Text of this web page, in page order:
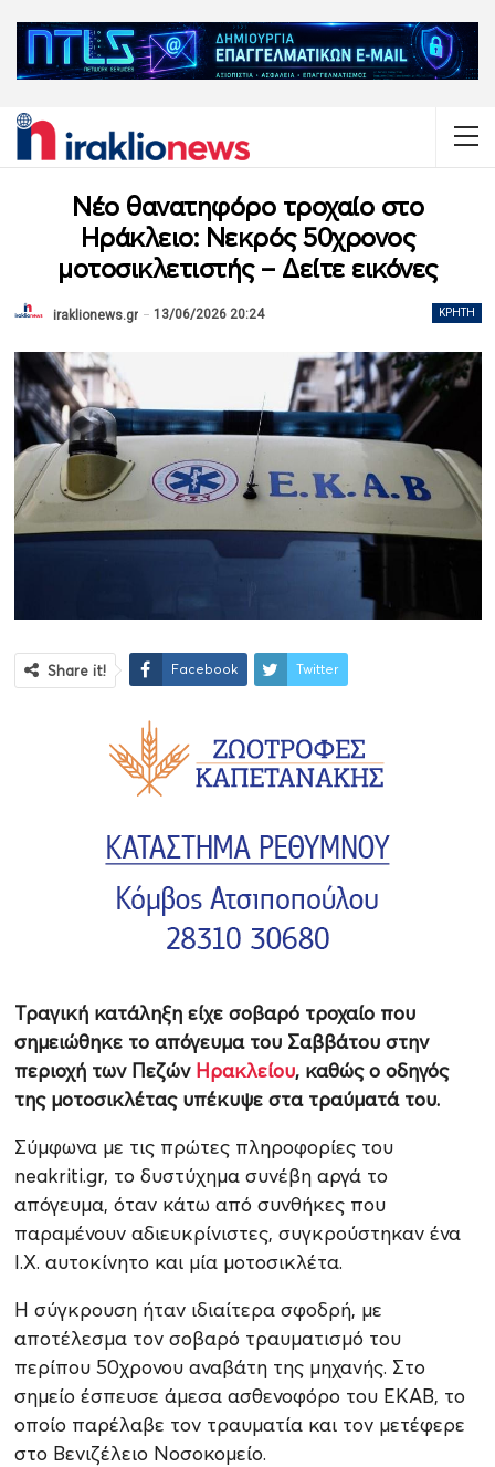
Νέο θανατηφόρο τροχαίο στο
Ηράκλειο: Νεκρός 50χρονος
μοτοσικλετιστής – Δείτε εικόνες
ΚΡΉΤΗ
iraklionews.gr 13/06/2026 20:24
Share it! Facebook Twitter
Τραγική κατάληξη είχε σοβαρό τροχαίο που
σημειώθηκε το απόγευμα του Σαββάτου στην
περιοχή των Πεζών Ηρακλείου, καθώς ο οδηγός
της μοτοσικλέτας υπέκυψε στα τραύματά του.
Σύμφωνα με τις πρώτες πληροφορίες του
neakriti.gr, το δυστύχημα συνέβη αργά το
απόγευμα, όταν κάτω από συνθήκες που
παραμένουν αδιευκρίνιστες, συγκρούστηκαν ένα
Ι.Χ. αυτοκίνητο και μία μοτοσικλέτα.
Η σύγκρουση ήταν ιδιαίτερα σφοδρή, με
αποτέλεσμα τον σοβαρό τραυματισμό του
περίπου 50χρονου αναβάτη της μηχανής. Στο
σημείο έσπευσε άμεσα ασθενοφόρο του ΕΚΑΒ, το
οποίο παρέλαβε τον τραυματία και τον μετέφερε
στο Βενιζέλειο Νοσοκομείο.